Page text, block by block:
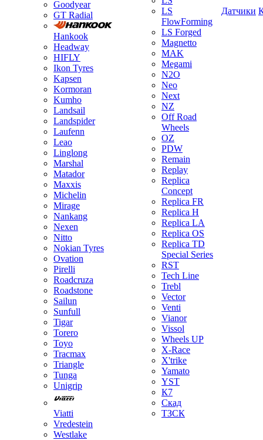
Goodyear
GT Radial
Hankook
Headway
HIFLY
Ikon Tyres
Kapsen
Kormoran
Kumho
Landsail
Landspider
Laufenn
Leao
Linglong
Marshal
Matador
Maxxis
Michelin
Mirage
Nankang
Nexen
Nitto
Nokian Tyres
Ovation
Pirelli
Roadcruza
Roadstone
Sailun
Sunfull
Tigar
Torero
Toyo
Tracmax
Triangle
Tunga
Unigrip
Viatti
Vredestein
Westlake
LS
FlowForming
LS Forged
Magnetto
MAK
Megami
N2O
Neo
Next
NZ
Off Road
Wheels
OZ
PDW
Remain
Replay
Replica
Concept
Replica FR
Replica H
Replica LA
Replica OS
Replica TD
Special Series
RST
Tech Line
Trebl
Vector
Venti
Vianor
Vissol
Wheels UP
X-Race
X'trike
Yamato
YST
К7
Скад
ТЗСК
Датчики